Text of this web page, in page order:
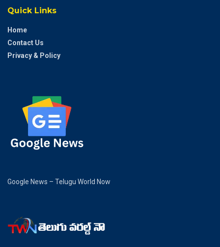
Quick Links
Home
Contact Us
Privacy & Policy
Google News – Telugu World Now